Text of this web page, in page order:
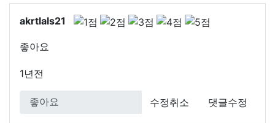
akrtlals21
좋아요
1년전
수정취소 댓글수정